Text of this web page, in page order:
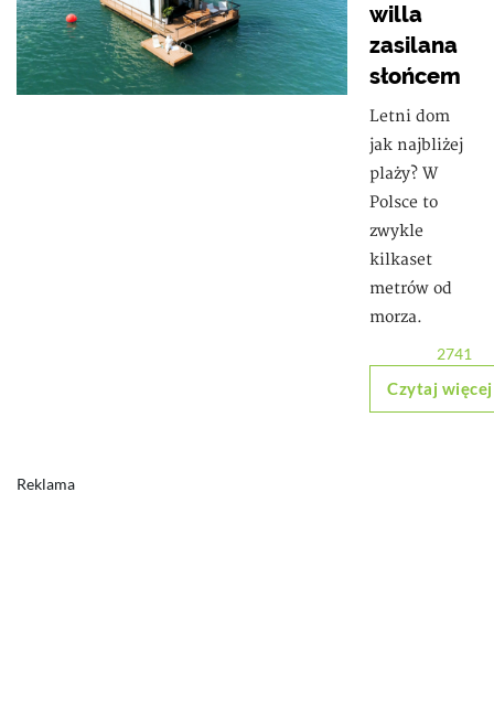
willa
zasilana
słońcem
Letni dom
jak najbliżej
plaży? W
Polsce to
zwykle
kilkaset
metrów od
morza.
2741
Czytaj więcej
Reklama